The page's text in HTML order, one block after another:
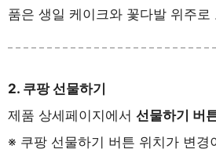
품은 생일 케이크와 꽃다발 위주로
2. 쿠팡 선물하기
제품 상세페이지에서 선물하기 버
※ 쿠팡 선물하기 버튼 위치가 변경